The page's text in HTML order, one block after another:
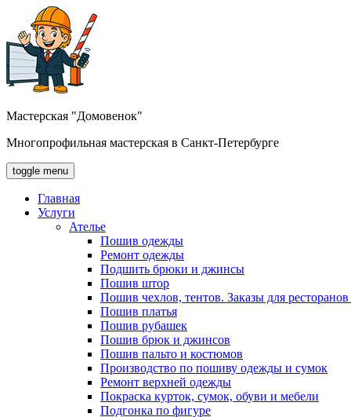
Мастерская "Домовенок"
Многопрофильная мастерская в Санкт-Петербурге
toggle menu
Главная
Услуги
Ателье
Пошив одежды
Ремонт одежды
Подшить брюки и джинсы
Пошив штор
Пошив чехлов, тентов. Заказы для
Пошив платья
Пошив рубашек
Пошив брюк и джинсов
Пошив пальто и костюмов
Производство по пошиву одежды и сумок
Ремонт верхней одежды
Покраска курток, сумок, обуви и мебели
Подгонка по фигуре